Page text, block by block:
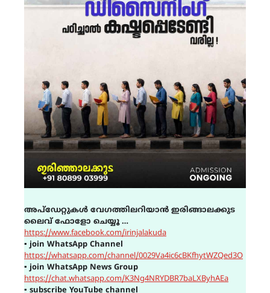
അപ്ഡേറ്റുകൾ വേഗത്തിലറിയാൻ ഇരിങ്ങാലക്കുട
ലൈവ് ഫോളോ ചെയ്യൂ …
https://www.facebook.com/irinjalakuda
▪ join WhatsApp Channel
https://whatsapp.com/channel/0029Va4ic6cBKfhytWZQed3O
▪ join WhatsApp News Group
https://chat.whatsapp.com/K3Ng4NRYDBR7baLXByhAEa
▪ subscribe YouTube channel